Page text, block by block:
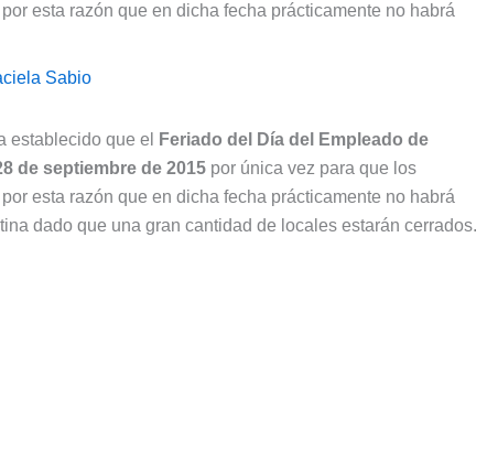
esta razón que en dicha fecha prácticamente no habrá
Sabio
establecido que el
Feriado del Día del Empleado de
de septiembre de 2015 por única vez para que los
esta razón que en dicha fecha prácticamente no habrá
dado que una gran cantidad de locales estarán cerrados.